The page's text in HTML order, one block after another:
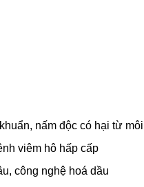
nấm độc có hại từ
viêm hô hấp cấp
công nghệ hoá dầu